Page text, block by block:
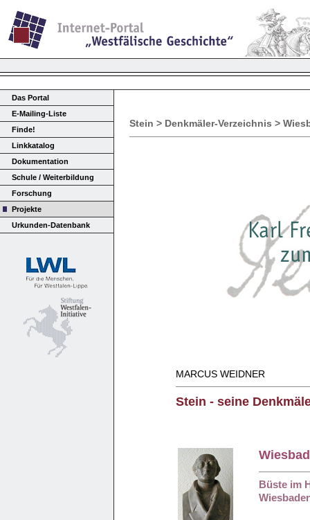
Das Portal
E-Mailing-Liste
Finde!
Linkkatalog
Dokumentation
Schule / Weiterbildung
Forschung
Projekte
Urkunden-Datenbank
Stein > Denkmäler-Verzeichnis >
MARCUS WEIDNER
Stein - seine
Büste im